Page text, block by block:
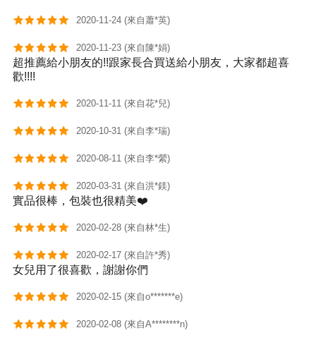
2020-11-24 (來自蕭*英)
2020-11-23 (來自陳*娟)
超推薦給小朋友的!!跟家長合買送給小朋友，大家都超喜
歡!!!!
2020-11-11 (來自花*兒)
2020-10-31 (來自李*瑞)
2020-08-11 (來自李*縈)
2020-03-31 (來自洪*鎂)
實品很棒，包裝也很精美❤️
2020-02-28 (來自林*生)
2020-02-17 (來自許*秀)
女兒用了很喜歡，謝謝你們
2020-02-15 (來自o*******e)
2020-02-08 (來自A********n)